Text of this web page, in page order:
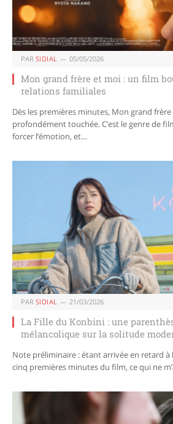
PAR SIDIAL 05/05/2026
Mon grand frère et moi : un film
relations familiales
Dès les premières minutes, Mon grand frère
profondément touchée. C’est le genre de
forcer l’émotion, et…
PAR SIDIAL 21/03/2026
La Fille du Konbini : une
mélancolique sur la solitude
Note préliminaire : étant arrivée en retard à
cinq premières minutes du film, ce qui ne